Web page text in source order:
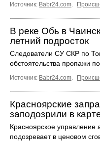
Источник: Babr24.com.
В реке Обь в
летний подросток
Следователи СУ СКР по
обстоятельства пропажи
Источник: Babr24.com.
Красноярские
заподозрили в
Красноярское
подозревает в ценовом